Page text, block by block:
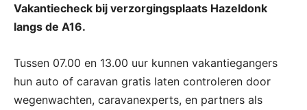
Vakantiecheck bij verzorgingsplaats Hazeldonk
langs de A16.
Tussen 07.00 en 13.00 uur kunnen vakantiegangers
hun auto of caravan gratis laten controleren door
wegenwachten, caravanexperts, en partners als